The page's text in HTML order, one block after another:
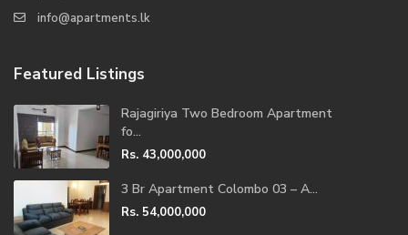
info@apartments.lk
Featured Listings
Rajagiriya Two Bedroom Apartment
fo...
Rs. 43,000,000
3 Br Apartment Colombo 03 – A...
Rs. 54,000,000